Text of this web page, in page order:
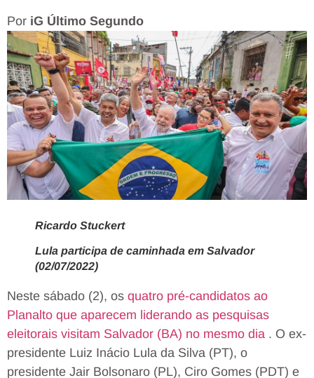
Por iG Último Segundo
Ricardo Stuckert
Lula participa de caminhada em Salvador
(02/07/2022)
Neste sábado (2), os quatro pré-candidatos ao
Planalto que aparecem liderando as pesquisas
eleitorais visitam Salvador (BA) no mesmo dia . O ex-
presidente Luiz Inácio Lula da Silva (PT), o
presidente Jair Bolsonaro (PL), Ciro Gomes (PDT) e